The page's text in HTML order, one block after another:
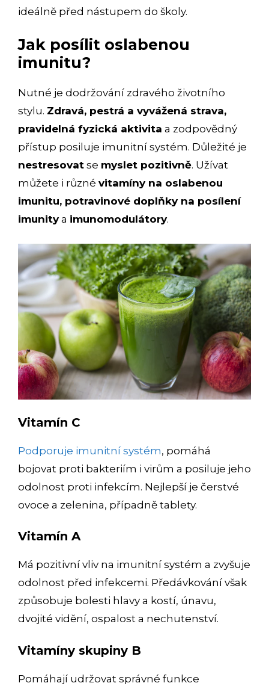
ideálně před nástupem do školy.
Jak posílit oslabenou
imunitu?
Nutné je dodržování zdravého životního
stylu. Zdravá, pestrá a vyvážená strava,
pravidelná fyzická aktivita a zodpovědný
přístup posiluje imunitní systém. Důležité je
nestresovat se myslet pozitivně. Užívat
můžete i různé vitamíny na oslabenou
imunitu, potravinové doplňky na posílení
imunitya imunomodulátory.
Vitamín C
Podporuje imunitní systém, pomáhá
bojovat proti bakteriím i virům a posiluje jeho
odolnost proti infekcím. Nejlepší je čerstvé
ovoce a zelenina, případně tablety.
Vitamín A
Má pozitivní vliv na imunitní systém a zvyšuje
odolnost před infekcemi. Předávkování však
způsobuje bolesti hlavy a kostí, únavu,
dvojité vidění, ospalost a nechutenství.
Vitamíny skupiny B
Pomáhají udržovat správné funkce